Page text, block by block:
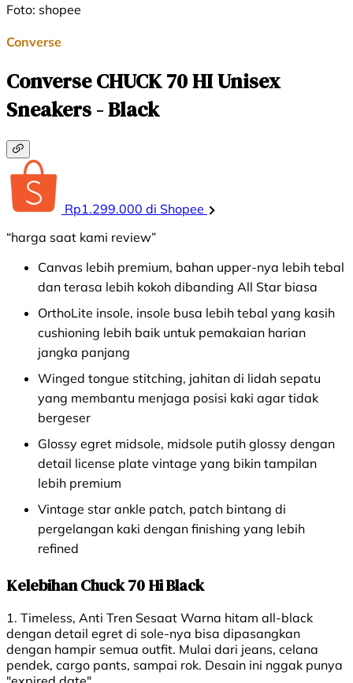
Foto: shopee
Converse
Converse CHUCK 70 HI Unisex
Sneakers - Black
Rp1.299.000 di Shopee
“harga saat kami review”
Canvas lebih premium, bahan upper-nya lebih tebal
dan terasa lebih kokoh dibanding All Star biasa
OrthoLite insole, insole busa lebih tebal yang kasih
cushioning lebih baik untuk pemakaian harian
jangka panjang
Winged tongue stitching, jahitan di lidah sepatu
yang membantu menjaga posisi kaki agar tidak
bergeser
Glossy egret midsole, midsole putih glossy dengan
detail license plate vintage yang bikin tampilan
lebih premium
Vintage star ankle patch, patch bintang di
pergelangan kaki dengan finishing yang lebih
refined
Kelebihan Chuck 70 Hi Black
1. Timeless, Anti Tren Sesaat Warna hitam all-black
dengan detail egret di sole-nya bisa dipasangkan
dengan hampir semua outfit. Mulai dari jeans, celana
pendek, cargo pants, sampai rok. Desain ini nggak punya